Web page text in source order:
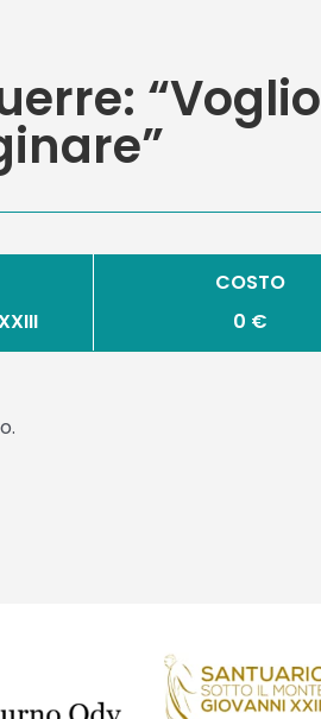
“Voglio
COSTO
0 €